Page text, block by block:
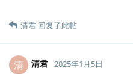
清君 回复了此帖
清 清君 2025年1月5日